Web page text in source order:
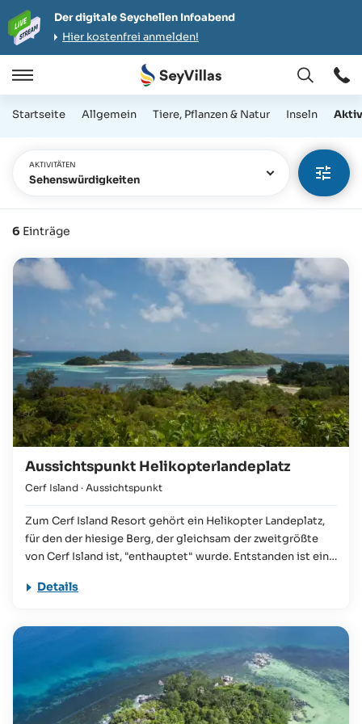
Der digitale Seychellen Infoabend
Hier kostenfrei anmelden!
Schließen
Öffnen
Startseite Allgemein Tiere, Pflanzen & Natur Inseln
AKTIVITÄTEN
Sehenswürdigkeiten
6 Einträge
Aussichtspunkt Helikopterlandeplatz
Cerf Island · Aussichtspunkt
Zum Cerf Island Resort gehört ein Helikopter Landeplatz,
für den der hiesige Berg, der gleichsam der zweitgrößte
von Cerf Island ist, "enthauptet" wurde. Entstanden ist eine
dient, sondern auch und vor allem für all jene Gäste auf Cerf
Mahé und den gesamten Sainte Anne Marine Park genießen
wollen. Der Zugang erfolgt über das Cerf Island Resort.
Einfach an der Rezeption freundlich den Aufstieg erbitten!
Dieser dauert rund 15­20 Minuten.
Details